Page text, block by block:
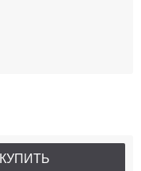
КУПИТЬ